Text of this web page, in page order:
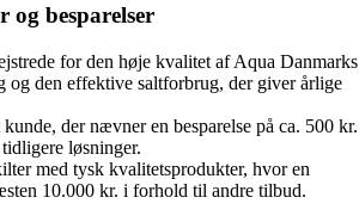
besparelser
for den høje kvalitet af Aqua Danmarks
og den effektive saltforbrug, der giver årlige
der nævner en besparelse på ca. 500 kr.
løsninger.
med tysk kvalitetsprodukter, hvor en
10.000 kr. i forhold til andre tilbud.